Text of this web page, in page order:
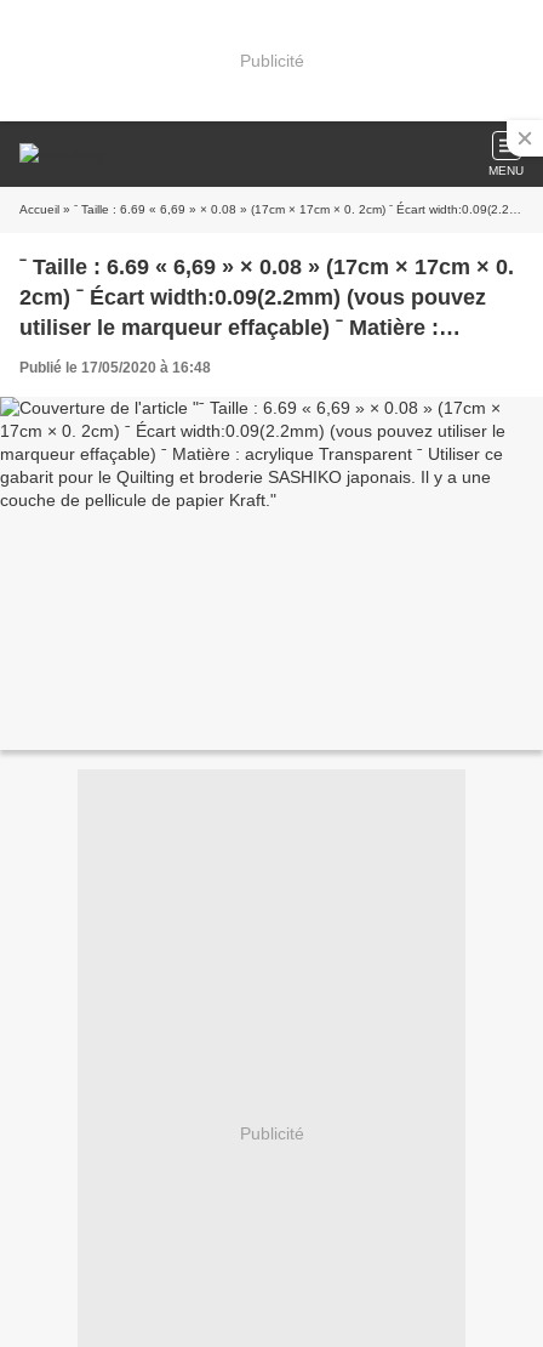
Publicité
MENU
Accueil » ˉ Taille : 6.69 « 6,69 » × 0.08 » (17cm × 17cm × 0. 2cm) ˉ Écart width:0.09(2.2mm) (vous pouvez utiliser le marqueur effaçable) ˉ Matière : acrylique Transparent ˉ Utiliser ce gabarit pour le Quilting et broderie SASHIKO japonais. Il y a une couche de pellicule de papier Kraft.
ˉ Taille : 6.69 « 6,69 » × 0.08 » (17cm × 17cm × 0.
2cm) ˉ Écart width:0.09(2.2mm) (vous pouvez
utiliser le marqueur effaçable) ˉ Matière :
acrylique Transparent ˉ Utiliser ce gabarit pour
une couche de pellicule de papier Kraft.
Publié le 17/05/2020 à 16:48
Publicité